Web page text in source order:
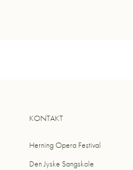
KONTAKT
Herning Opera Festival
Den Jyske Sangskole